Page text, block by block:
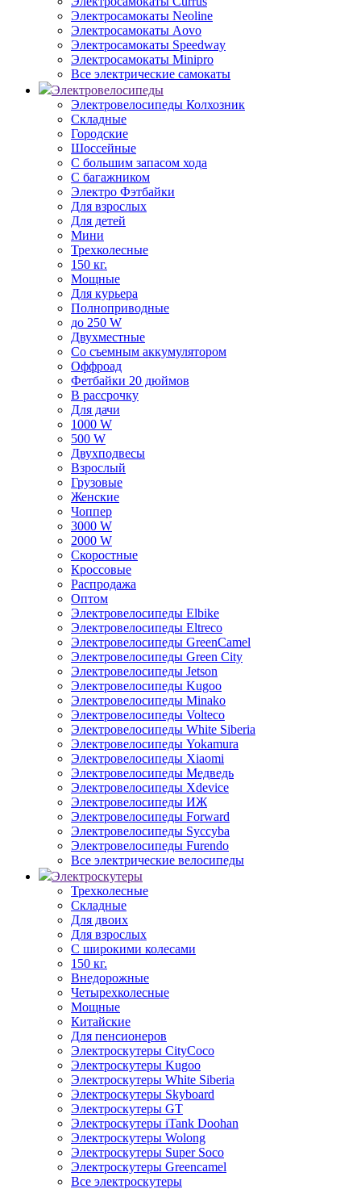
Электросамокаты Neoline
Электросамокаты Aovo
Электросамокаты Speedway
Электросамокаты Minipro
Все электрические самокаты
Электровелосипеды
Электровелосипеды Колхозник
Складные
Городские
Шоссейные
С большим запасом хода
С багажником
Электро Фэтбайки
Для взрослых
Для детей
Мини
Трехколесные
150 кг.
Мощные
Для курьера
Полноприводные
до 250 W
Двухместные
Со съемным аккумулятором
Оффроад
Фетбайки 20 дюймов
В рассрочку
Для дачи
1000 W
500 W
Двухподвесы
Взрослый
Грузовые
Женские
Чоппер
3000 W
2000 W
Скоростные
Кроссовые
Распродажа
Оптом
Электровелосипеды Elbike
Электровелосипеды Eltreco
Электровелосипеды GreenCamel
Электровелосипеды Green City
Электровелосипеды Jetson
Электровелосипеды Kugoo
Электровелосипеды Minako
Электровелосипеды Volteco
Электровелосипеды White Siberia
Электровелосипеды Yokamura
Электровелосипеды Xiaomi
Электровелосипеды Медведь
Электровелосипеды Xdevice
Электровелосипеды ИЖ
Электровелосипеды Forward
Электровелосипеды Syccyba
Электровелосипеды Furendo
Все электрические велосипеды
Электроскутеры
Трехколесные
Складные
Для двоих
Для взрослых
С широкими колесами
150 кг.
Внедорожные
Четырехколесные
Мощные
Китайские
Для пенсионеров
Электроскутеры CityCoco
Электроскутеры Kugoo
Электроскутеры White Siberia
Электроскутеры Skyboard
Электроскутеры GT
Электроскутеры iTank Doohan
Электроскутеры Wolong
Электроскутеры Super Soco
Электроскутеры Greencamel
Все электроскутеры